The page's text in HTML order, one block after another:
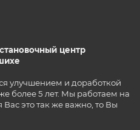
центр
улучшением и доработкой
более 5 лет. Мы работаем на
Вас это так же важно, то Вы